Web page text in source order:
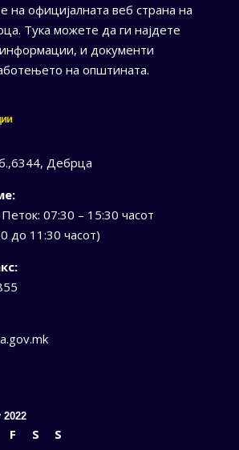
на официјалната веб страна на
Тука можете да ги најдете
и документи
на општината.
Дебрца
07:30 – 15:30 часот
до 11:30 часот)
2022
F S
S